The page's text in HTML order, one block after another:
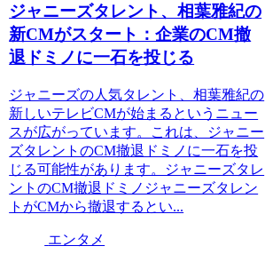
ジャニーズタレント、相葉雅紀の
新CMがスタート：企業のCM撤
退ドミノに一石を投じる
ジャニーズの人気タレント、相葉雅紀の
新しいテレビCMが始まるというニュー
スが広がっています。これは、ジャニー
ズタレントのCM撤退ドミノに一石を投
じる可能性があります。ジャニーズタレ
ントのCM撤退ドミノジャニーズタレン
トがCMから撤退するとい...
エンタメ